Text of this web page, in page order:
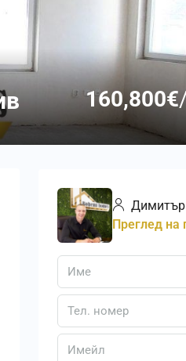
160,800€
Преглед на